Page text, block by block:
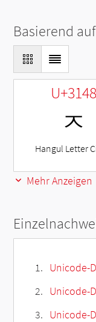
Basierend
U+3148
ㅈ
Hangul Letter
Mehr Anzeigen
Unicode-
Unicode-
Unicode-